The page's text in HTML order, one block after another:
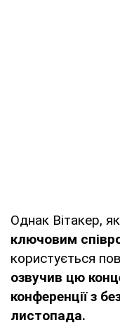
Однак Вітакер,
ключовим
користується
озвучив цю
конференції з
листопада.